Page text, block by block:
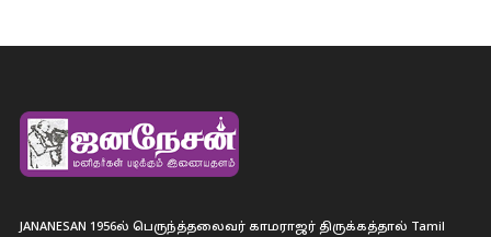
JANANESAN 1956ல் பெருந்த்தலைவர் காமராஜர் திருக்கத்தால் Tamil